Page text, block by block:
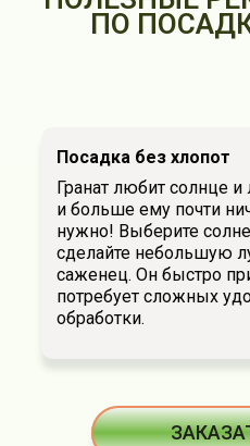
ПО
Гранат любит солнце
и больше ему почти
нужно! Выберите
сделайте небольшую
саженец. Он быстро
потребует сложных
обработки.
Посадка без хлопот